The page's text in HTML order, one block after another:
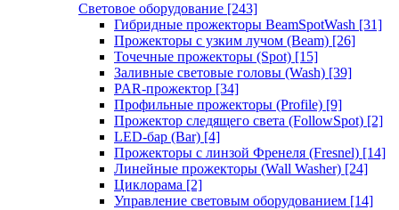
Световое оборудование [243]
Гибридные прожекторы BeamSpotWash [31]
Прожекторы с узким лучом (Beam) [26]
Точечные прожекторы (Spot) [15]
Заливные световые головы (Wash) [39]
PAR-прожектор [34]
Профильные прожекторы (Profile) [9]
Прожектор следящего света (FollowSpot) [2]
LED-бар (Bar) [4]
Прожекторы с линзой Френеля (Fresnel) [14]
Линейные прожекторы (Wall Washer) [24]
Циклорама [2]
Управление световым оборудованием [14]